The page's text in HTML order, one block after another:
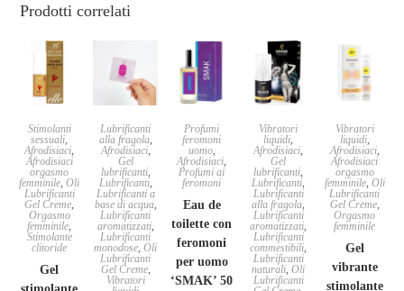
Prodotti correlati
Stimolanti
sessuali,
Afrodisiaci,
Afrodisiaci
orgasmo
femminile,Oli
Lubrificanti
Gel Creme,
Orgasmo
femminile,
Stimolante
clitoride
Gel
Lubrificanti
alla fragola,
Afrodisiaci,
Gel
lubrificanti,
Lubrificanti,
Lubrificanti a
base di acqua,
Lubrificanti
aromatizzati,
Lubrificanti
monodose,Oli
Lubrificanti
Gel Creme,
Vibratori
Profumi
feromoni
uomo,
Afrodisiaci,
Profumi ai
feromoni
Eau de
toilette con
feromoni
per uomo
‘SMAK’ 50
Vibratori
liquidi,
Afrodisiaci,
Gel
lubrificanti,
Lubrificanti,
Lubrificanti
alla fragola,
Lubrificanti
aromatizzati,
Lubrificanti
commestibili,
Lubrificanti
naturali,Oli
Lubrificanti
Vibratori
liquidi,
Afrodisiaci,
Afrodisiaci
orgasmo
femminile, Oli
Lubrificanti
Gel Creme,
Orgasmo
femminile
Gel
vibrante
stimolante